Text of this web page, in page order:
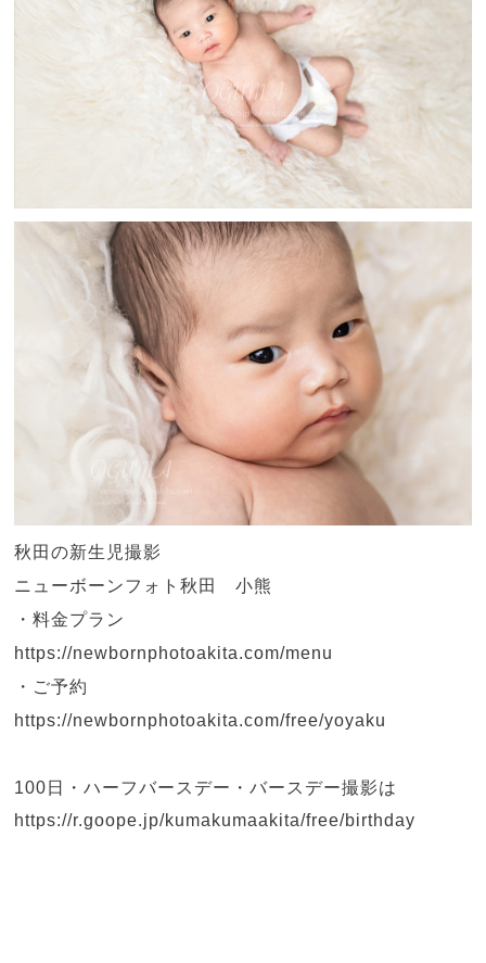
秋田の新生児撮影
ニューボーンフォト秋田 小熊
・料金プラン
https://newbornphotoakita.com/menu
・ご予約
https://newbornphotoakita.com/free/yoyaku
100日・ハーフバースデー・バースデー撮影は
https://r.goope.jp/kumakumaakita/free/birthday